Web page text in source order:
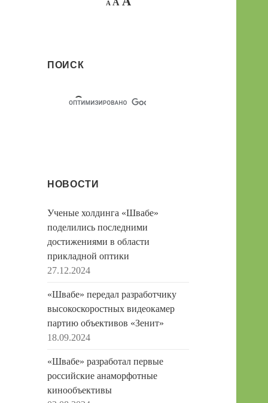
Afont
A
ПОИСК
НОВОСТИ
Ученые холдинга «Швабе»
поделились последними
достижениями в области
прикладной оптики
27.12.2024
«Швабе» передал разработчику
высокоскоростных видеокамер
партию объективов «Зенит»
18.09.2024
«Швабе» разработал первые
российские анаморфотные
кинообъективы